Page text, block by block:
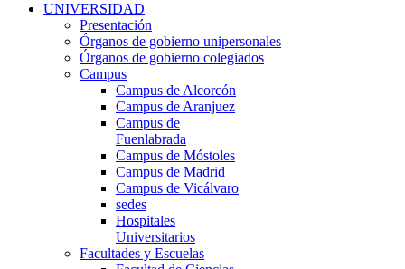
UNIVERSIDAD
Presentación
Órganos de gobierno unipersonales
Órganos de gobierno colegiados
Campus
Campus de Alcorcón
Campus de Aranjuez
Campus de
Fuenlabrada
Campus de Móstoles
Campus de Madrid
Campus de Vicálvaro
sedes
Hospitales
Universitarios
Facultades y Escuelas